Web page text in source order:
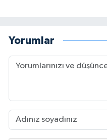
Yorumlar